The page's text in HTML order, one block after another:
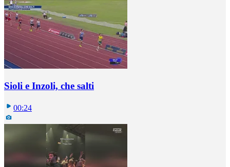
Sioli e Inzoli, che salti
00:24